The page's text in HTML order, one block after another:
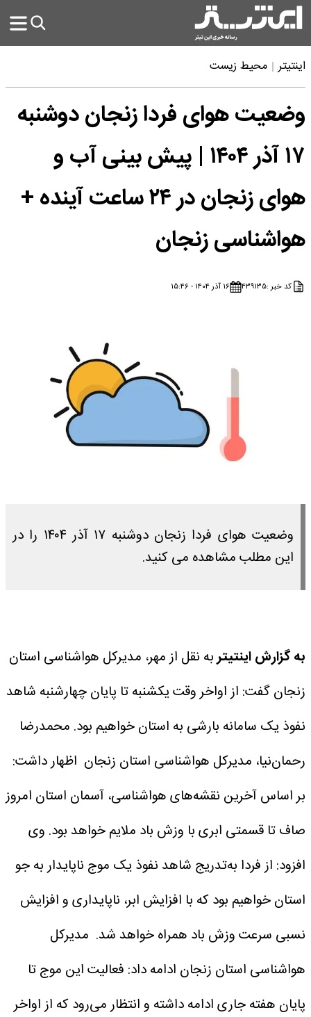
اینتیتر محیط زیست
وضعیت هوای فردا زنجان دوشنبه
۱۷ آذر ۱۴۰۴ | پیش بینی آب و
هوای زنجان در ۲۴ ساعت آینده +
هواشناسی زنجان
کد خبر :۴۳۹۱۳۵ ۱۶ آذر ۱۴۰۴ - ۱۵:۴۶
وضعیت هوای فردا زنجان دوشنبه ۱۷ آذر ۱۴۰۴ را در
این مطلب مشاهده می کنید.
به گزارش اینتیتربه نقل از مهر، مدیرکل هواشناسی استان
زنجان گفت: از اواخر وقت یکشنبه تا پایان چهارشنبه شاهد
نفوذ یک سامانه بارشی به استان خواهیم بود. محمدرضا
رحمان‌نیا، مدیرکل هواشناسی استان زنجان اظهار داشت:
بر اساس آخرین نقشه‌های هواشناسی، آسمان استان امروز
صاف تا قسمتی ابری با وزش باد ملایم خواهد بود. وی
افزود: از فردا به‌تدریج شاهد نفوذ یک موج ناپایدار به جو
استان خواهیم بود که با افزایش ابر، ناپایداری و افزایش
نسبی سرعت وزش باد همراه خواهد شد. مدیرکل
هواشناسی استان زنجان ادامه داد: فعالیت این موج تا
پایان هفته جاری ادامه داشته و انتظار می‌رود که از اواخر